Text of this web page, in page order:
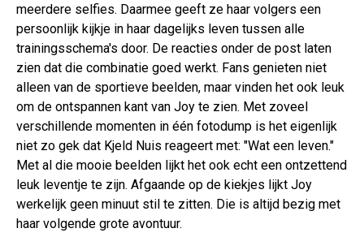
meerdere selfies. Daarmee geeft ze haar volgers een
persoonlijk kijkje in haar dagelijks leven tussen alle
trainingsschema's door. De reacties onder de post laten
zien dat die combinatie goed werkt. Fans genieten niet
alleen van de sportieve beelden, maar vinden het ook leuk
om de ontspannen kant van Joy te zien. Met zoveel
verschillende momenten in één fotodump is het eigenlijk
niet zo gek dat Kjeld Nuis reageert met: "Wat een leven."
Met al die mooie beelden lijkt het ook echt een ontzettend
leuk leventje te zijn. Afgaande op de kiekjes lijkt Joy
werkelijk geen minuut stil te zitten. Die is altijd bezig met
haar volgende grote avontuur.